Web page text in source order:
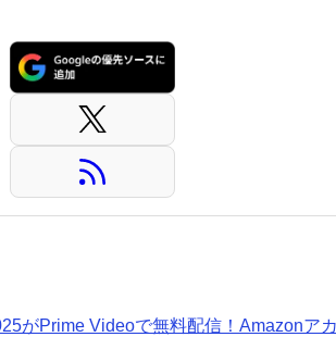
がPrime Videoで無料配信！Amazonア